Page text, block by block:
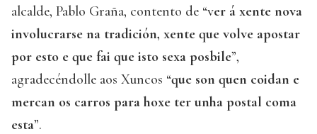
alcalde, Pablo Graña, contento de “ver á xente nova
involucrarse na tradición, xente que volve apostar
por esto e que fai que isto sexa posbile”,
agradecéndolle aos Xuncos “que son quen coidan e
mercan os carros para hoxe ter unha postal coma
esta”.